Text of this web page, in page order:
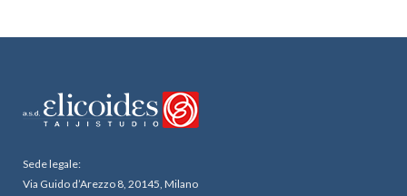
Sede legale:
Via Guido d’Arezzo 8, 20145, Milano